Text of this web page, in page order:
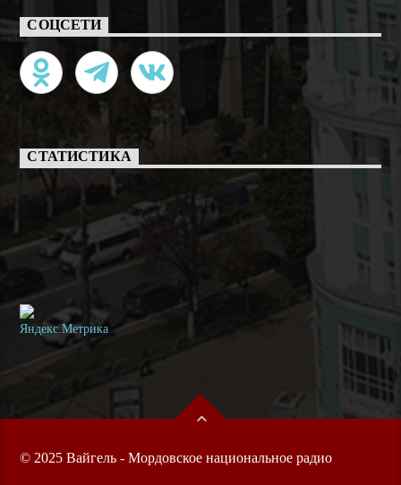
СОЦСЕТИ
СТАТИСТИКА
© 2025 Вайгель - Мордовское национальное радио